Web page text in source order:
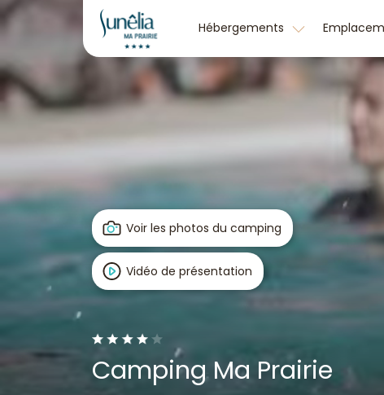
Hébergements
Voir les photos du camping
Vidéo de présentation
Camping Ma Prairie